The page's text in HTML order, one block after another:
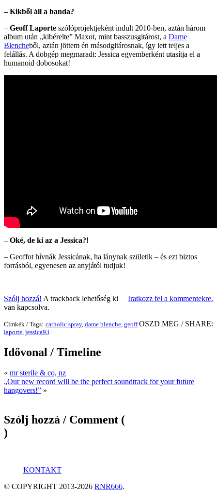
– Kikből áll a banda?
– Geoff Laporte szólóprojektjeként indult 2010-ben, aztán három
album után „kibérelte” Maxot, mint basszusgitárost, a Dame
Blencheből, aztán jöttem én másodgitárosnak, így lett teljes a
felállás. A dobgép megmaradt: Jessica egyemberként utasítja el a
humanoid dobosokat!
– Oké, de ki az a Jessica?!
– Geoffot hívnák Jessicának, ha lánynak születik – és ezt biztos
forrásból, egyenesen az anyjától tudjuk!
Iratkozz fel a kommentekre.
Szólj hozzá! A trackback lehetőség ki
van kapcsolva.
OSZD MEG / SHARE:
Címkék / Tags: catholic spray, dame blenche, geoff
laporte, jessica93
Idővonal / Timeline
« mr sterile & co, nz
„Our new record will be the perfect soundtrack for your future
hangovers!” »
Szólj hozzá / Comment (
)
KONTAKT
© COPYRIGHT 2013-2026 RNR666.